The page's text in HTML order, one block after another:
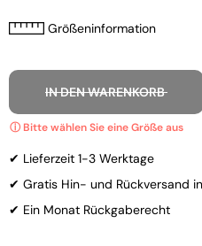
Größeninformation
IN DEN WARENKORB
✔ Lieferzeit 1-3 Werktage
✔ Gratis Hin- und Rückversand
✔ Ein Monat Rückgaberecht